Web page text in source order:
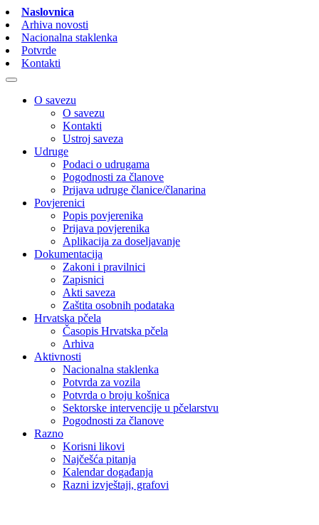
Naslovnica
Arhiva novosti
Nacionalna staklenka
Potvrde
Kontakti
O savezu
O savezu
Kontakti
Ustroj saveza
Udruge
Podaci o udrugama
Pogodnosti za članove
Prijava udruge članice/članarina
Povjerenici
Popis povjerenika
Prijava povjerenika
Aplikacija za doseljavanje
Dokumentacija
Zakoni i pravilnici
Zapisnici
Akti saveza
Zaštita osobnih podataka
Hrvatska pčela
Časopis Hrvatska pčela
Arhiva
Aktivnosti
Nacionalna staklenka
Potvrda za vozila
Potvrda o broju košnica
Sektorske intervencije u pčelarstvu
Pogodnosti za članove
Razno
Korisni likovi
Najčešća pitanja
Kalendar događanja
Razni izvještaji, grafovi